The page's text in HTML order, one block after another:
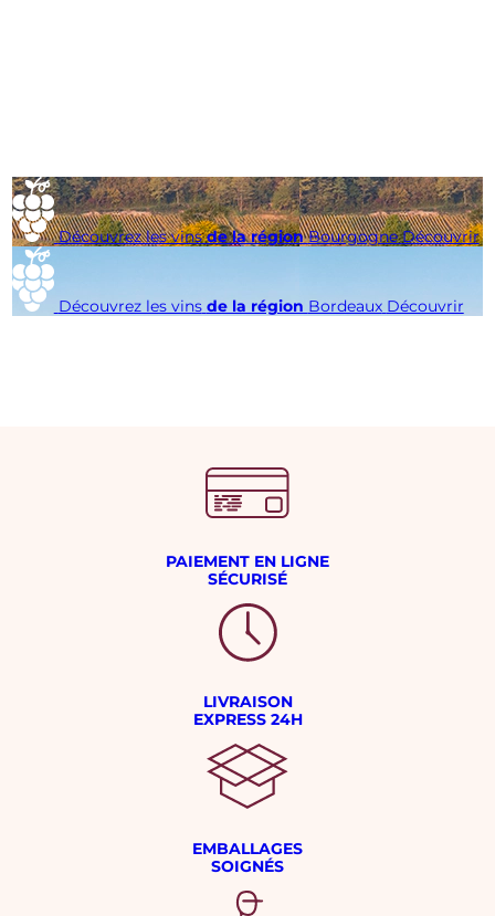
Découvrez les vins de la régionBourgogne Découvrir
Découvrez les vins de la région Bordeaux Découvrir
PAIEMENT EN LIGNE
SÉCURISÉ
LIVRAISON
EXPRESS 24H
EMBALLAGES
SOIGNÉS